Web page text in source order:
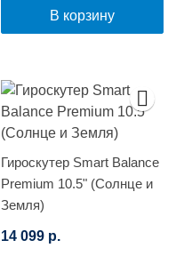
В корзину
Гироскутер Smart Balance
Premium 10.5" (Солнце и
Земля)
14 099 р.